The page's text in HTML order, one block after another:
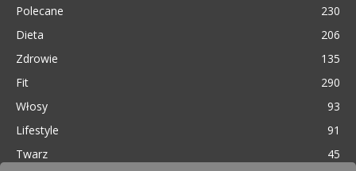
Polecane
230
Dieta
206
Zdrowie
135
Fit
290
Włosy
93
Lifestyle
91
Twarz
45